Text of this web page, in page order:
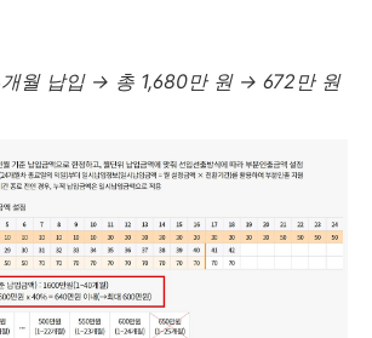
월 납입 → 총 1,680만 원 → 672만 원